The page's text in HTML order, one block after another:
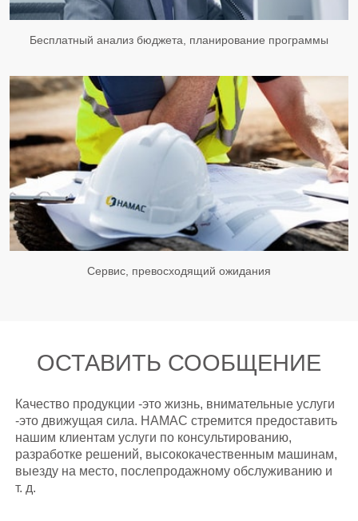
Бесплатный анализ бюджета, планирование программы
Сервис, превосходящий ожидания
ОСТАВИТЬ СООБЩЕНИЕ
Качество продукции -это жизнь, внимательные услуги
-это движущая сила. HAMAC стремится предоставить
нашим клиентам услуги по консультированию,
разработке решений, высококачественным машинам,
выезду на место, послепродажному обслуживанию и
т. д.